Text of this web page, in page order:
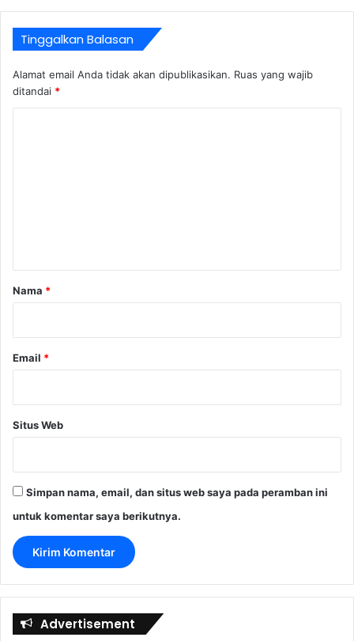
Tinggalkan Balasan
Alamat email Anda tidak akan dipublikasikan. Ruas yang wajib
ditandai *
r
Nama *
Email *
Situs Web
Simpan nama, email, dan situs web saya pada peramban ini
untuk komentar saya berikutnya.
Advertisement